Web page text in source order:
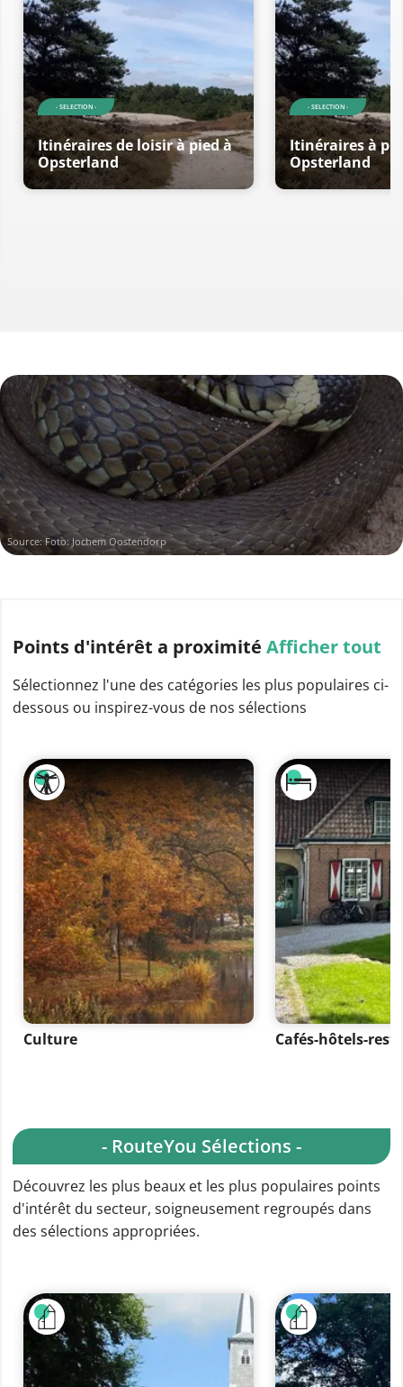
- SELECTION -
Itinéraires de loisir à pied à
Opsterland
- SELECTION -
Itinéraires à
Opsterland
Source: Foto: Jochem Oostendorp
Points d'intérêt a proximité Afficher tout
Sélectionnez l'une des catégories les plus populaires ci-
dessous ou inspirez-vous de nos sélections
Culture Cafés-hôtels-
- RouteYou Sélections -
Découvrez les plus beaux et les plus populaires points
d'intérêt du secteur, soigneusement regroupés dans
des sélections appropriées.